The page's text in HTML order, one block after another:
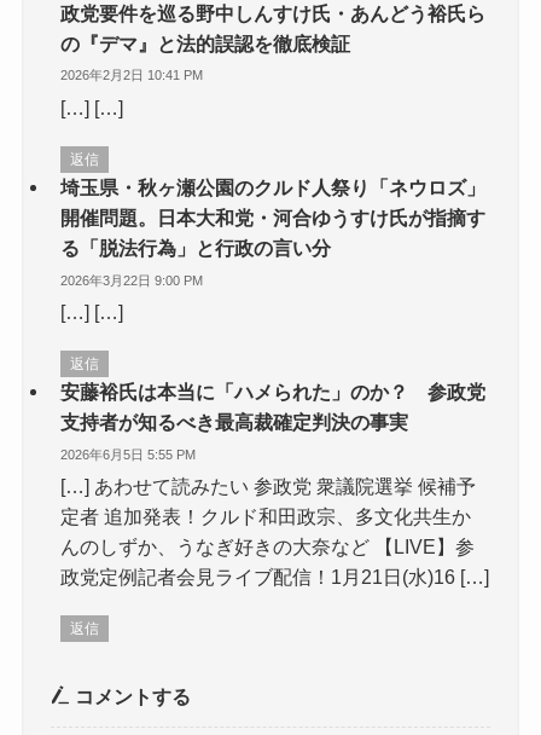
政党要件を巡る野中しんすけ氏・あんどう裕氏ら
の『デマ』と法的誤認を徹底検証
2026年2月2日 10:41 PM
[…] […]
返信
埼玉県・秋ヶ瀬公園のクルド人祭り「ネウロズ」
開催問題。日本大和党・河合ゆうすけ氏が指摘す
る「脱法行為」と行政の言い分
2026年3月22日 9:00 PM
[…] […]
返信
安藤裕氏は本当に「ハメられた」のか？ 参政党
支持者が知るべき最高裁確定判決の事実
2026年6月5日 5:55 PM
[…] あわせて読みたい 参政党 衆議院選挙 候補予
定者 追加発表！クルド和田政宗、多文化共生か
んのしずか、うなぎ好きの大奈など 【LIVE】参
政党定例記者会見ライブ配信！1月21日(水)16 […]
返信
コメントする